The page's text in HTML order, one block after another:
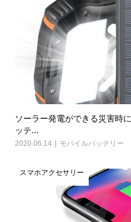
ソーラー発電ができる災害時
ッテ...
2020.06.14 モバイルバッテリー
スマホアクセサリー